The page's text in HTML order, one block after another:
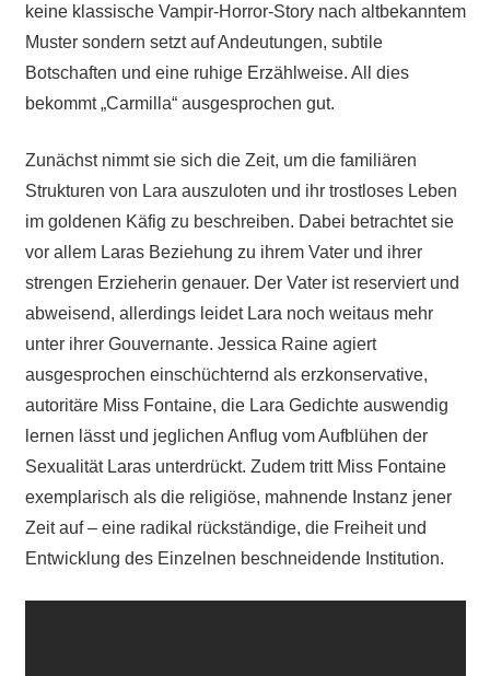
keine klassische Vampir-Horror-Story nach altbekanntem
Muster sondern setzt auf Andeutungen, subtile
Botschaften und eine ruhige Erzählweise. All dies
bekommt „Carmilla“ ausgesprochen gut.
Zunächst nimmt sie sich die Zeit, um die familiären
Strukturen von Lara auszuloten und ihr trostloses Leben
im goldenen Käfig zu beschreiben. Dabei betrachtet sie
vor allem Laras Beziehung zu ihrem Vater und ihrer
strengen Erzieherin genauer. Der Vater ist reserviert und
abweisend, allerdings leidet Lara noch weitaus mehr
unter ihrer Gouvernante. Jessica Raine agiert
ausgesprochen einschüchternd als erzkonservative,
autoritäre Miss Fontaine, die Lara Gedichte auswendig
lernen lässt und jeglichen Anflug vom Aufblühen der
Sexualität Laras unterdrückt. Zudem tritt Miss Fontaine
exemplarisch als die religiöse, mahnende Instanz jener
Zeit auf – eine radikal rückständige, die Freiheit und
Entwicklung des Einzelnen beschneidende Institution.